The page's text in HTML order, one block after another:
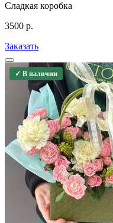
Сладкая коробка
3500 р.
Заказать
✓ В наличии